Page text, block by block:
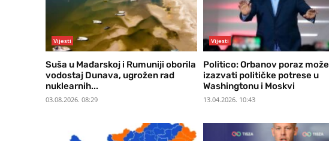
Vijesti
Suša u Mađarskoj i Rumuniji oborila
vodostaj Dunava, ugrožen rad
nuklearnih...
03.08.2026. 08:29
Vijesti
Politico: Orbanov poraz može
izazvati političke potrese u
Washingtonu i Moskvi
13.04.2026. 10:43